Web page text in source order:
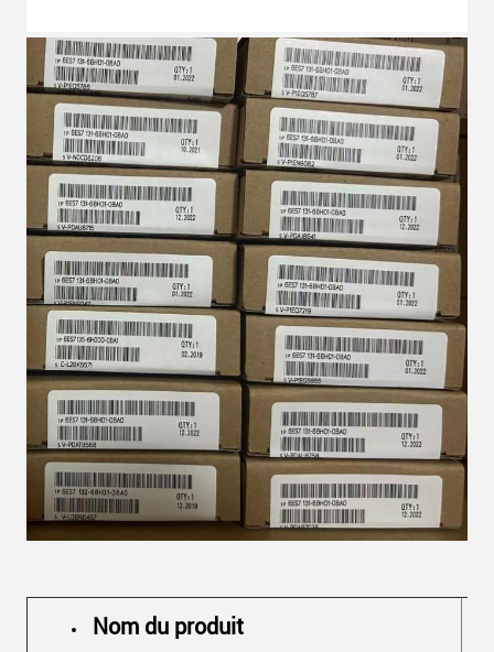
Laisser un message
Nous vous rappellerons bientôt!
Nom du produit